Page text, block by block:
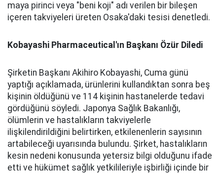
maya pirinci veya "beni koji" adı verilen bir bileşen
içeren takviyeleri üreten Osaka'daki tesisi denetledi.
Kobayashi Pharmaceutical'ın Başkanı Özür Diledi
Şirketin Başkanı Akihiro Kobayashi, Cuma günü
yaptığı açıklamada, ürünlerini kullandıktan sonra beş
kişinin öldüğünü ve 114 kişinin hastanelerde tedavi
gördüğünü söyledi. Japonya Sağlık Bakanlığı,
ölümlerin ve hastalıkların takviyelerle
ilişkilendirildiğini belirtirken, etkilenenlerin sayısının
artabileceği uyarısında bulundu. Şirket, hastalıkların
kesin nedeni konusunda yetersiz bilgi olduğunu ifade
etti ve hükümet sağlık yetkilileriyle işbirliği içinde bir